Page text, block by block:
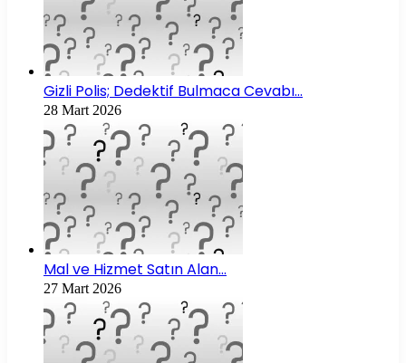
Gizli Polis; Dedektif Bulmaca Cevabı…
28 Mart 2026
Mal ve Hizmet Satın Alan…
27 Mart 2026